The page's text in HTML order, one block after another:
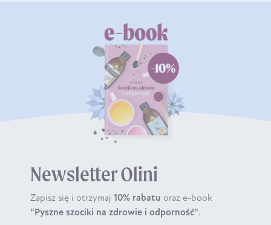
Newsletter Olini
Zapisz się i otrzymaj 10% rabatu oraz e-book
"Pyszne szociki na zdrowie i odporność".